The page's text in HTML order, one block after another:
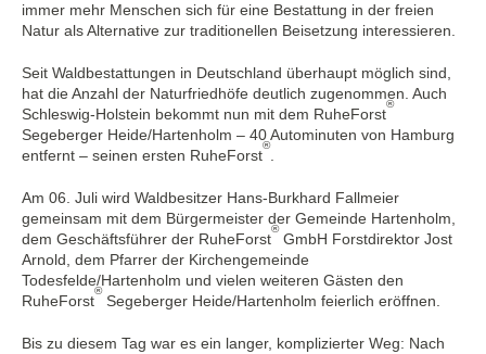
immer mehr Menschen sich für eine Bestattung in der freien
Natur als Alternative zur traditionellen Beisetzung interessieren.
Seit Waldbestattungen in Deutschland überhaupt möglich sind,
hat die Anzahl der Naturfriedhöfe deutlich zugenommen. Auch
Schleswig-Holstein bekommt nun mit dem RuheForst
®
Segeberger Heide/Hartenholm – 40 Autominuten von Hamburg
entfernt – seinen ersten RuheForst
®
.
Am 06. Juli wird Waldbesitzer Hans-Burkhard Fallmeier
gemeinsam mit dem Bürgermeister der Gemeinde Hartenholm,
dem Geschäftsführer der RuheForst
®
GmbH Forstdirektor Jost
Arnold, dem Pfarrer der Kirchengemeinde
Todesfelde/Hartenholm und vielen weiteren Gästen den
RuheForst
®
Segeberger Heide/Hartenholm feierlich eröffnen.
Bis zu diesem Tag war es ein langer, komplizierter Weg: Nach